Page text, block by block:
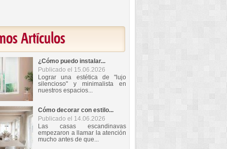
Artículos
¿Cómo puedo instalar...
Publicado el 15.06.2026
Lograr una estética de "lujo
silencioso" y minimalista en
nuestros espacios...
Cómo decorar con estilo...
Publicado el 14.06.2026
Las casas escandinavas
empezaron a llamar la atención
mucho antes de que...